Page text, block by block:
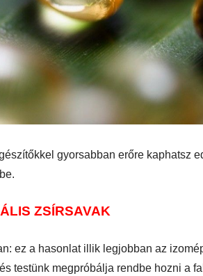
gyorsabban erőre kaphatsz
ZSÍRSAVAK
ez a hasonlat illik legjobban az
testünk megpróbálja rendbe hozni a